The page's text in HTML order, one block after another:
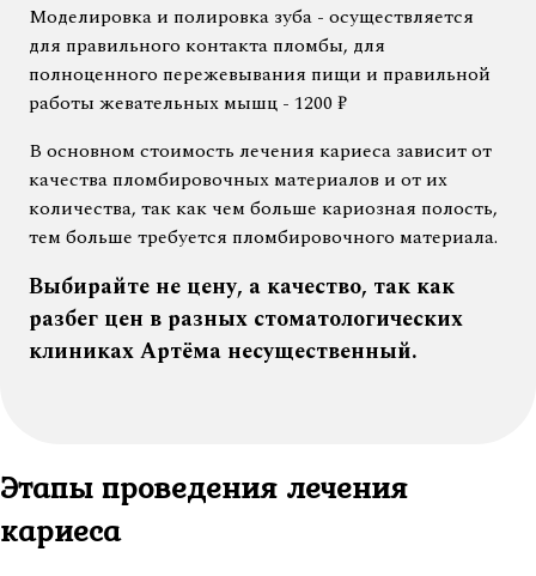
Моделировка и полировка зуба - осуществляется
для правильного контакта пломбы, для
полноценного пережевывания пищи и правильной
работы жевательных мышц - 1200 ₽
В основном стоимость лечения кариеса зависит от
качества пломбировочных материалов и от их
количества, так как чем больше кариозная полость,
тем больше требуется пломбировочного материала.
Выбирайте не цену, а качество, так как
разбег цен в разных стоматологических
клиниках Артёма несущественный.
Этапы проведения лечения
кариеса